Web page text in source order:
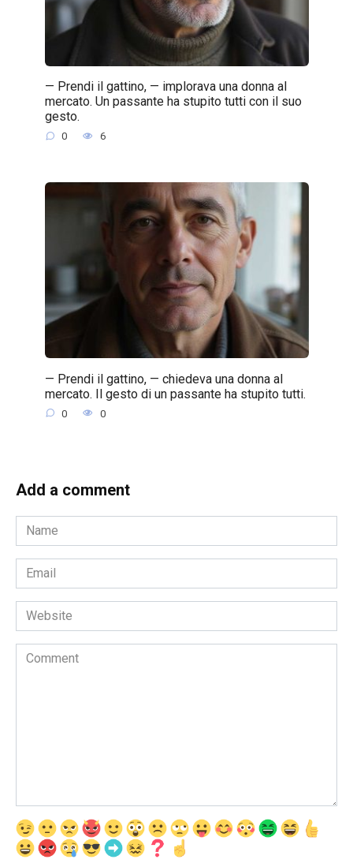
— Prendi il gattino, — implorava una donna al
mercato. Un passante ha stupito tutti con il suo
gesto.
0 6
— Prendi il gattino, — chiedeva una donna al
mercato. Il gesto di un passante ha stupito tutti.
0 0
Add a comment
Name
*
Email
*
Website
Comment